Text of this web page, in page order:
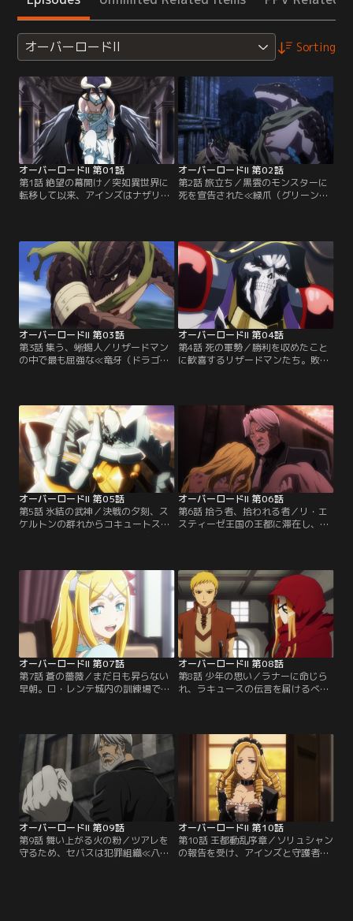
オーバーロードII Sorting
オーバーロードII 第01話
第1話 絶望の幕開け／突如異世界に
転移して以来、アインズはナザリッ
集と資金獲得のため、冒険者モモン
としてエ・ランテルを拠点に活躍。
ギガントバジリスクの討伐など、ア
ダマンタイト級冒険者に相応しいと
される実績を積み重ねていく。
オーバーロードII 第02話
第2話 旅立ち／黒雲のモンスターに
死を宣告された≪緑爪（グリーン・
らの戦力を見極めているであろう相
手の計算を狂わせる為の策として、
過去に壮絶な争いを繰り広げた他部
族との同盟を提案する。シャースー
リューから許可を得たザリュース
は…。
オーバーロードII 第03話
第3話 集う、蜥蜴人／リザードマン
の中で最も屈強な≪竜牙（ドラゴ
応じたザリュースは、なんとか勝利
を収め、心強い味方を得る。そして
すぐにゼンベル、クルシュととも
に“一番目の死の供物”に指定された
≪鋭い尻尾（レイザー・テイル）≫
族の村へ向かう。
オーバーロードII 第04話
第4話 死の軍勢／勝利を収めたこと
に歓喜するリザードマンたち。敗退
から“学び”を得たことに喜ぶ。しか
し、敗退した事実に対する罰は必要
だとしてリザードマンの殲滅を命じ
るが、コキュートスの提案とデミウ
ルゴスの助言により、将来的な他種
族の統治を視野に入れ…。
オーバーロードII 第05話
第5話 氷結の武神／決戦の夕刻、ス
ケルトンの群れからコキュートスが
開幕する。しかし、想像を絶する守
護者の力の前に為す術なく倒されて
いくリザードマンたち。族長達が放
つ渾身の攻撃も、コキュートスには
傷一つ負わせることができず、次々
に倒されていく。
オーバーロードII 第06話
第6話 拾う者、拾われる者／リ・エ
スティーゼ王国の王都に滞在し、情
スは裏路地に入り込む。そこで、人
目をはばかるように奇妙な布袋が捨
てられるのを目にする。その中に詰
められていたのは、痛々しい姿の女
性だった。
オーバーロードII 第07話
第7話 蒼の薔薇／まだ日も昇らない
早朝。ロ・レンテ城内の訓練場でラ
る王女ラナーを守る力を得るため、
ただ愚直に限界まで剣を振るう。そ
してラナーは、親友であり≪蒼の薔
薇≫のリーダー・ラキュースの協力
を得て、王国を蝕む裏組織≪八本指
≫に対策を講じようと…。
オーバーロードII 第08話
第8話 少年の思い／ラナーに命じら
れ、ラキュースの伝言を届けるべ
まざまなアドバイスを受け、それを
胸に刻み込む。その帰路でクライム
は、大通りに人だかりができている
のを見つける。人混みの先には、暴
漢に囲まれたセバスの姿があった。
オーバーロードII 第09話
第9話 舞い上がる火の粉／ツアレを
守るため、セバスは犯罪組織≪八本
オーバーロードII 第10話
第10話 王都動乱序章／ソリュシャン
の報告を受け、アインズと守護者た